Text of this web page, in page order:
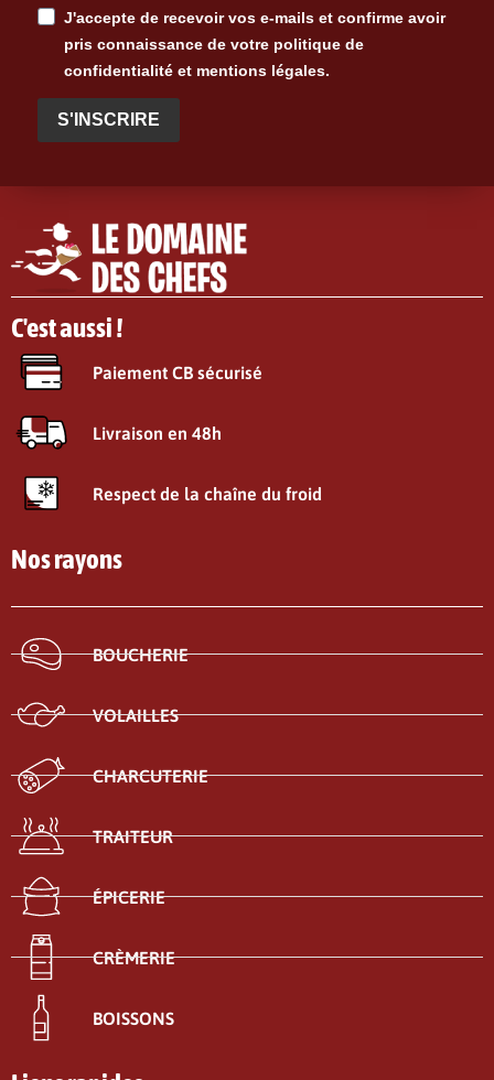
J'accepte de recevoir vos e-mails et confirme avoir
pris connaissance de votre politique de
confidentialité et mentions légales.
S'INSCRIRE
C'est aussi !
Paiement CB sécurisé
Livraison en 48h
Respect de la chaîne du froid
Nos rayons
BOUCHERIE
VOLAILLES
CHARCUTERIE
TRAITEUR
ÉPICERIE
CRÈMERIE
BOISSONS